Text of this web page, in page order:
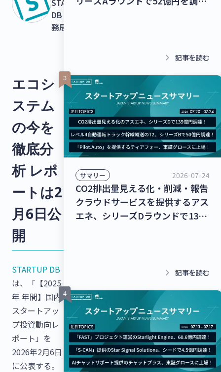
STARTUPS
DB 運営事
務局
エコシ
ステム
の今を
徹底分
析 レポ
ートは2
月6日公
開
STARTUP DB
は、「【2025
年 年間】国内
スタートアッ
プ投資動向レ
ポート」を
2026年2月6日
に公表する。
達！【最新スタートアップニュー
keyboard_arrow_right 記事を読む
サマリー 2026-07-24
CO2排出量見える化・削減・報告
クラウドサービスを提供するアス
エネ、シリーズDラウンドで135
円を調達！【最新スタートアップ
keyboard_arrow_right 記事を読む